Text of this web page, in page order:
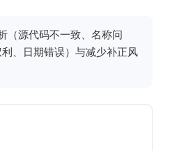
（源代码不一致、名称问
、日期错误）与减少补正风